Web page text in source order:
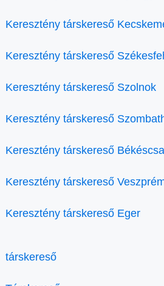
Keresztény társkereső
Keresztény társkereső
Keresztény társkereső Szolnok
Keresztény társkereső
Keresztény társkereső
Keresztény társkereső
Keresztény társkereső Eger
társkereső